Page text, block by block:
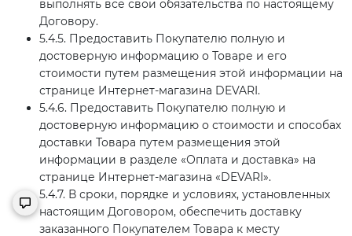
выполнять все свои обязательства по настоящему
Договору.
5.4.5. Предоставить Покупателю полную и
достоверную информацию о Товаре и его
стоимости путем размещения этой информации на
странице Интернет-магазина DEVARI.
5.4.6. Предоставить Покупателю полную и
достоверную информацию о стоимости и способах
доставки Товара путем размещения этой
информации в разделе «Оплата и доставка» на
странице Интернет-магазина «DEVARI».
5.4.7. В сроки, порядке и условиях, установленных
настоящим Договором, обеспечить доставку
заказанного Покупателем Товара к месту